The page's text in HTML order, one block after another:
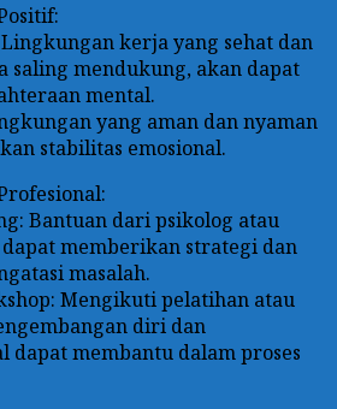
kerja yang sehat dan
saling mendukung, akan dapat
mental.
yang aman dan nyaman
stabilitas emosional.
Bantuan dari psikolog atau
memberikan strategi dan
masalah.
Mengikuti pelatihan atau
diri dan
dapat membantu dalam proses